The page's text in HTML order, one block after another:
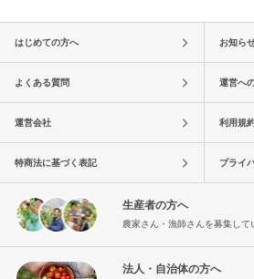
はじめての方へ お知ら
よくある質問 運営へ
運営会社 利用規
特商法に基づく表記 プライ
生産者の方へ
農家さん・漁師さんを募集して
法人・自治体の方へ